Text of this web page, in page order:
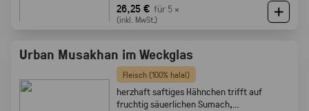
26,25 € für 5 ×
(inkl. MwSt.)
Urban Musakhan im Weckglas
Fleisch (100% halal)
herzhaft saftiges Hähnchen trifft auf
fruchtig säuerlichen Sumach,